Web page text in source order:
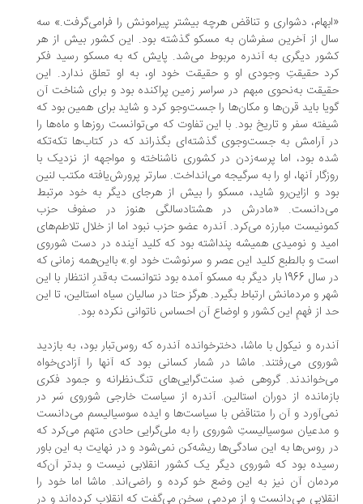
دشواری و تناقض هرچه بیشتر پیرامونش را فرامی‌گرفت.» سه
از آخرین سفرشان به مسکو گذشته بود. این کشور بیش از هر
دیگری به آندره مربوط می‌شد. پایش که به مسکو رسید فکر
حقیقتِ وجودی او و حقیقت خود او، به او تعلق ندارد. این
به‌نحوی مبهم در سراسر زمین پراکنده بود و برای شناخت آن
باید قرن‌ها و مکان‌ها را جست‌وجو کرد و شاید برای همین بود که
سفر و تاریخ بود. با این تفاوت که می‌توانست روزها و ماه‌ها را
آرامش به جست‌وجوی گذشته‌ای بگذراند که در کتاب‌ها تکه‌تکه
بود، اما پرسه‌زدن در کشوری ناشناخته و مواجهه از نزدیک با
آنها، او را به سرگیجه می‌انداخت. سارتر پرورش‌یافته مکتب لنین
و ازاین‌رو شاید، مسکو را بیش از هرجای دیگر به خود مرتبط
«مادرش در هشتادسالگی هنوز در صفوف حزب
مبارزه می‌کرد. آندره عضو حزب نبود اما از خلال تلاطم‌های
و نومیدی همیشه پنداشته بود که کلید آینده در دست شوروی
و بالطبع کلید این عصر و سرنوشت خود او.» با‌این‌همه زمانی که
در سال 1966 بار دیگر به مسکو آمده بود نتوانست به‌قدرِ انتظار با این
و مردمانش ارتباط بگیرد. هرگز حتا در سالیان سیاه استالین، تا این
از فهمِ این کشور و اوضاع آن احساس ناتوانی نکرده بود.
و نیکول با ماشا، دخترخوانده آندره که روس‌تبار بود، به بازدید
می‌رفتند. ماشا در شمار کسانی بود که آنها را آزادی‌خواه
گروهی ضدِ سنت‌گرایی‌های تنگ‌نظرانه و جمود فکری
از دوران استالین. آندره از سیاست خارجی شوروی سَر در
و آن را متناقض با سیاست‌ها و ایده سوسیالیسم می‌دانست
سوسیالیستِ شوروی را به ملی‌گرایی حادی متهم می‌کرد که
روس‌ها به‌ این سادگی‌ها ریشه‌کن نمی‌شود و در نهایت به این باور
بود که شوروی دیگر یک کشور انقلابی نیست و بدتر آن‌که
آن نیز به این وضع خو کرده و راضی‌اند. ماشا اما خود را
می‌دانست و از مردمی سخن می‌گفت که انقلاب کرده‌اند و در